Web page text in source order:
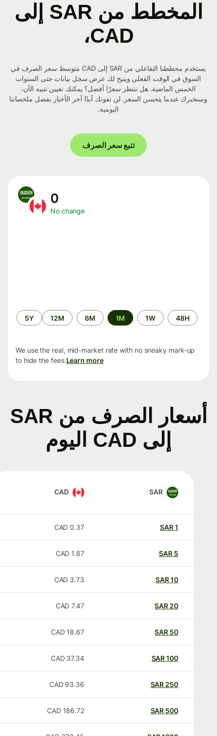
المخطط من SAR إلى
CAD،
يستخدم مخططنا التفاعلي من SAR إلى CAD متوسط ​​سعر الصرف في
السوق في الوقت الفعلي ويتيح لك عرض سجل بيانات حتى السنوات
الخمس الماضية. هل تنتظر سعرًا أفضل؟ يمكنك تعيين تنبيه الآن،
وسنخبرك عندما يتحسن السعر. لن تفوتك أبدًا آخر الأخبار بفضل ملخصاتنا
اليومية.
تتبع سعر الصرف
No change
الفترة
الزمنية
48H
1W
1M
6M
12M
5Y
We use the real, mid-market rate with no sneaky mark-up
to hide the fees.Learn more
أسعار الصرف من SAR
إلى CAD اليوم
SAR
CAD
SAR
0.37
CAD
SAR
1.87
CAD
SAR
3.73
CAD
20
SAR
7.47
CAD
50
SAR
18.67
CAD
100
SAR
37.34
CAD
250
SAR
93.36
CAD
500
SAR
186.72
CAD